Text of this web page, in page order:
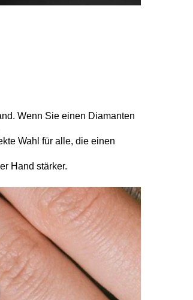
Wenn Sie einen Diamanten
Wahl für alle, die einen
Hand stärker.